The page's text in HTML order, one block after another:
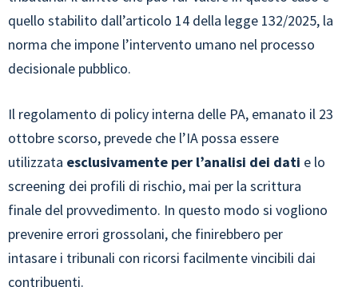
quello stabilito dall’articolo 14 della legge 132/2025, la
norma che impone l’intervento umano nel processo
decisionale pubblico.
Il regolamento di policy interna delle PA, emanato il 23
ottobre scorso, prevede che l’IA possa essere
utilizzata esclusivamente per l’analisi dei dati e lo
screening dei profili di rischio, mai per la scrittura
finale del provvedimento. In questo modo si vogliono
prevenire errori grossolani, che finirebbero per
intasare i tribunali con ricorsi facilmente vincibili dai
contribuenti.